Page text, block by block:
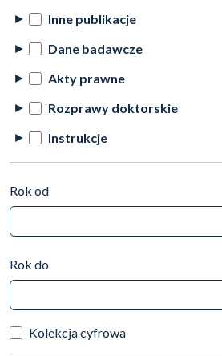
Inne publikacje
Dane badawcze
Akty prawne
Rozprawy doktorskie
Instrukcje
Rok od
Rok do
Kolekcja cyfrowa